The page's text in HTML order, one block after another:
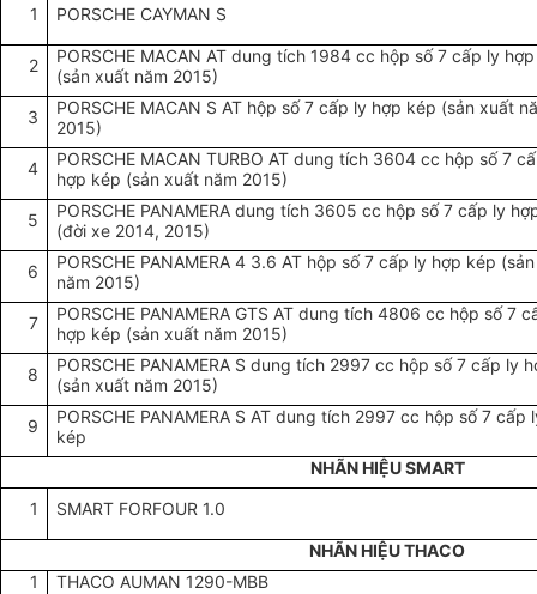
1
PORSCHE CAYMAN S
2
PORSCHE MACAN AT dung tích 1984 cc hộp số 7 cấp ly
(sản xuất năm 2015)
3
PORSCHE MACAN S AT hộp số 7 cấp ly hợp kép (sản xuất
2015)
4
PORSCHE MACAN TURBO AT dung tích 3604 cc hộp số 7
hợp kép (sản xuất năm 2015)
5
PORSCHE PANAMERA dung tích 3605 cc hộp số 7 cấp ly
(đời xe 2014, 2015)
6
PORSCHE PANAMERA 4 3.6 AT hộp số 7 cấp ly hợp kép
năm 2015)
7
PORSCHE PANAMERA GTS AT dung tích 4806 cc hộp số 7
hợp kép (sản xuất năm 2015)
8
PORSCHE PANAMERA S dung tích 2997 cc hộp số 7 cấp ly
(sản xuất năm 2015)
9
PORSCHE PANAMERA S AT dung tích 2997 cc hộp số 7 cấp
kép
NHÃN HIỆU SMART
1
SMART FORFOUR 1.0
NHÃN HIỆU THACO
1
THACO AUMAN 1290-MBB